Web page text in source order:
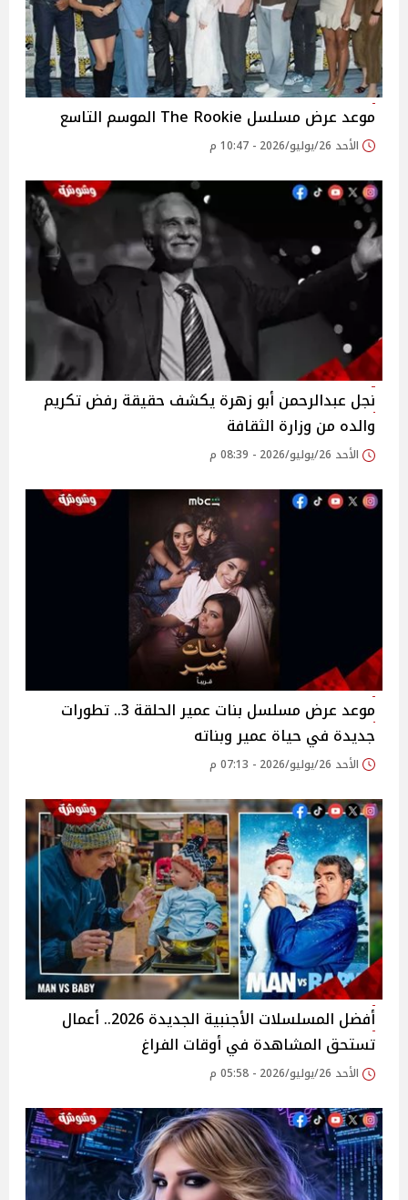
موعد عرض مسلسل The Rookie الموسم التاسع
الأحد 26/يوليو/2026 - 10:47 م
نجل عبدالرحمن أبو زهرة يكشف حقيقة رفض تكريم
والده من وزارة الثقافة
الأحد 26/يوليو/2026 - 08:39 م
موعد عرض مسلسل بنات عمير الحلقة 3.. تطورات
جديدة في حياة عمير وبناته
الأحد 26/يوليو/2026 - 07:13 م
أفضل المسلسلات الأجنبية الجديدة 2026.. أعمال
تستحق المشاهدة في أوقات الفراغ
الأحد 26/يوليو/2026 - 05:58 م